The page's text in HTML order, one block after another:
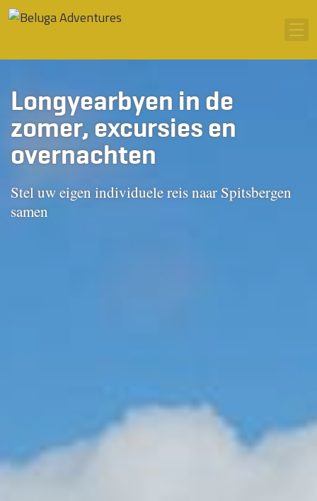
Ga naar inhoud
Longyearbyen in de
zomer, excursies en
overnachten
Stel uw eigen individuele reis naar Spitsbergen
samen